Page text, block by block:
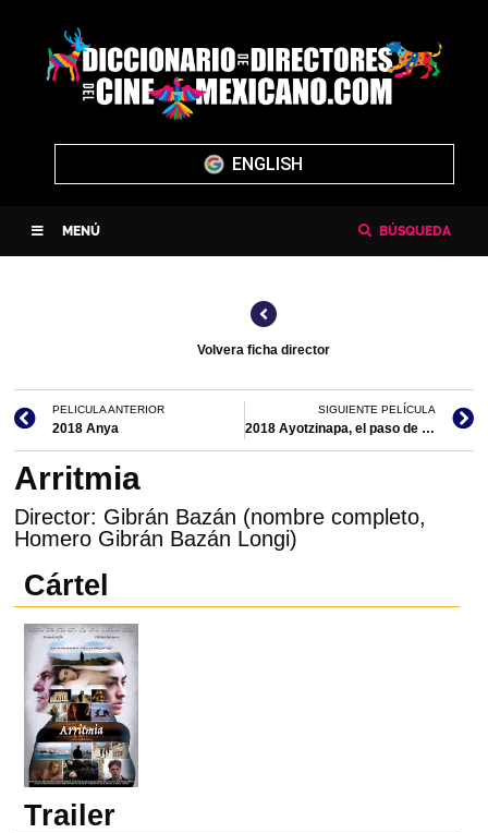
ENGLISH
MENÚ BÚSQUEDA
Volvera ficha director
PELICULA ANTERIOR
2018 Anya
SIGUIENTE PELÍCULA
2018 Ayotzinapa, el paso de la tortuga/documental
Arritmia
Director: Gibrán Bazán (nombre completo,
Homero Gibrán Bazán Longi)
Cártel
Trailer